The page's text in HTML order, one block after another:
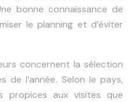
bonne connaissance de
le planning et d’éviter
concernent la sélection
de l’année. Selon le pays,
propices aux visites que